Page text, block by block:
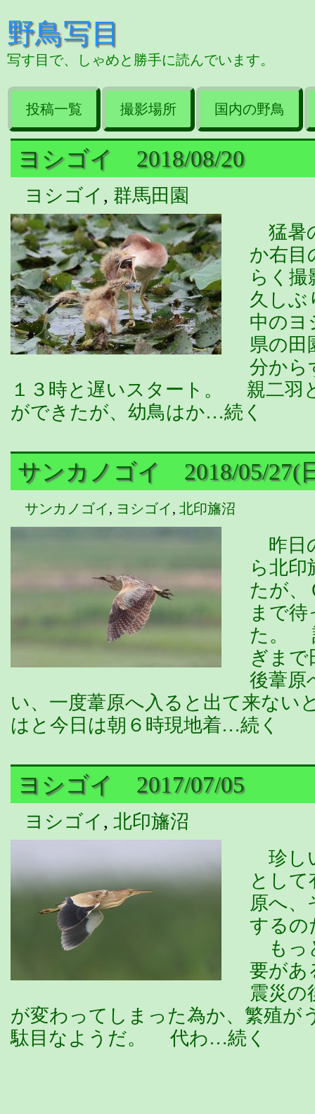
野鳥写目
写す目で、しゃめと勝手に読んでいます。
投稿一覧 撮影場所 国内の野鳥
ヨシゴイ 2018/08/20
ヨシゴイ , 群馬田園
猛暑
か右目
らく
久し
中のヨ
県の
分から
１３時と遅いスタート。 親二羽
ができたが、幼鳥はか…続く
サンカノゴイ 2018/05/27(
サンカノゴイ, ヨシゴイ, 北印旛沼
昨日
ら北印
たが、
まで
た。
ぎま
後葦原
い、一度葦原へ入ると出て来な
はと今日は朝６時現地着…続く
ヨシゴイ 2017/07/05
ヨシゴイ , 北印旛沼
珍し
として
原へ、
するの
もっ
要があ
震災の
が変わってしまった為か、繁殖が
駄目なようだ。 代わ…続く